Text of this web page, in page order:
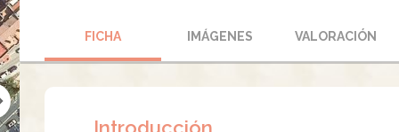
FICHA IMÁGENES VALORACIÓN